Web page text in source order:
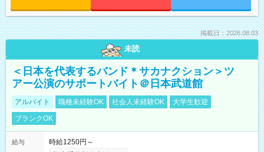
掲載日：2026.08.03
未読
＜日本を代表するバンド＊サカナクション＞ツ
アー公演のサポートバイト＠日本武道館
アルバイト 職種未経験OK 社会人未経験OK
大学生歓迎
ブランクOK
給与
時給1250円～